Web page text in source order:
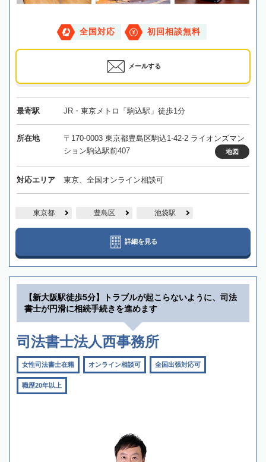
全国対応 初回相談無料
メールする
最寄駅 JR・東京メトロ「駒込駅」徒歩1分
所在地
〒170-0003 東京都豊島区駒込1-42-2 ライオンズマン
ション駒込駅前407
地図
対応エリア 東京、全国オンライン相談可
東京都 豊島区 池袋駅
詳細を見る
【新大阪駅徒歩5分】トラブルが起こらないように、司法
書士が円滑に相続手続きを進めます
司法書士法人西事務所
女性司法書士在籍 オンライン相談可 全国出張対応可
職歴20年以上